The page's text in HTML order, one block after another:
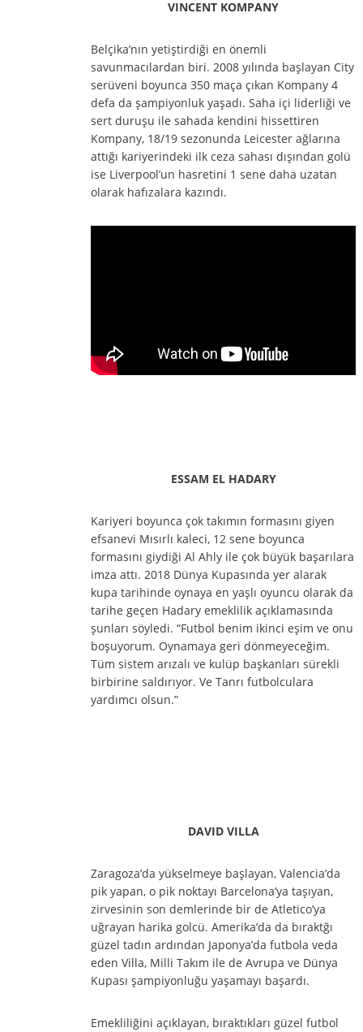
VINCENT KOMPANY
Belçika’nın yetiştirdiği en önemli
savunmacılardan biri. 2008 yılında başlayan City
serüveni boyunca 350 maça çıkan Kompany 4
defa da şampiyonluk yaşadı. Saha içi liderliği ve
sert duruşu ile sahada kendini hissettiren
Kompany, 18/19 sezonunda Leicester ağlarına
attığı kariyerindeki ilk ceza sahası dışından golü
ise Liverpool’un hasretini 1 sene daha uzatan
olarak hafızalara kazındı.
ESSAM EL HADARY
Kariyeri boyunca çok takımın formasını giyen
efsanevi Mısırlı kaleci, 12 sene boyunca
formasını giydiği Al Ahly ile çok büyük başarılara
imza attı. 2018 Dünya Kupasında yer alarak
kupa tarihinde oynaya en yaşlı oyuncu olarak da
tarihe geçen Hadary emeklilik açıklamasında
şunları söyledi. “Futbol benim ikinci eşim ve onu
boşuyorum. Oynamaya geri dönmeyeceğim.
Tüm sistem arızalı ve kulüp başkanları sürekli
birbirine saldırıyor. Ve Tanrı futbolculara
yardımcı olsun.”
DAVID VILLA
Zaragoza’da yükselmeye başlayan, Valencia’da
pik yapan, o pik noktayı Barcelona’ya taşıyan,
zirvesinin son demlerinde bir de Atletico’ya
uğrayan harika golcü. Amerika’da da bıraktğı
güzel tadın ardından Japonya’da futbola veda
eden Villa, Milli Takım ile de Avrupa ve Dünya
Kupası şampiyonluğu yaşamayı başardı.
Emekliliğini açıklayan, bıraktıkları güzel futbol